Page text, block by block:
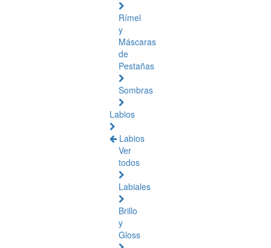
Rímel
y
Máscaras
de
Pestañas
Sombras
Labios
Labios
Ver
todos
Labiales
Brillo
y
Gloss